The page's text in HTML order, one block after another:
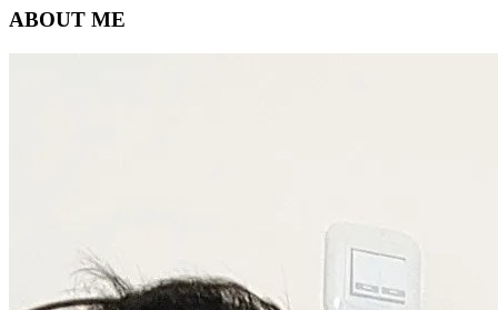
ABOUT ME